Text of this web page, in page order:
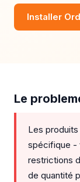
Installer
Le
Les
spécifique -
restrictions
de quantité